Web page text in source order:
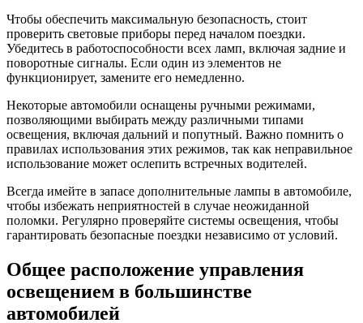
Чтобы обеспечить максимальную безопасность, стоит
проверить световые приборы перед началом поездки.
Убедитесь в работоспособности всех ламп, включая задние и
поворотные сигналы. Если один из элементов не
функционирует, замените его немедленно.
Некоторые автомобили оснащены ручными режимами,
позволяющими выбирать между различными типами
освещения, включая дальний и попутный. Важно помнить о
правилах использования этих режимов, так как неправильное
использование может ослепить встречных водителей.
Всегда имейте в запасе дополнительные лампы в автомобиле,
чтобы избежать неприятностей в случае неожиданной
поломки. Регулярно проверяйте системы освещения, чтобы
гарантировать безопасные поездки независимо от условий.
Общее расположение управления
освещением в большинстве
автомобилей